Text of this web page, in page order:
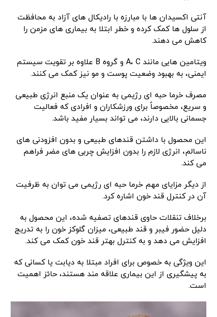
آنتی اکسیدان ها با مبارزه با رادیکال های آزاد به محافظت
از سلول ها کمک کرده و خطر ابتلا به بیماری های مزمن را
کاهش می دهند.
ویتامین هایی مانند A، C و گروه B علاوه بر تقویت سیستم
ایمنی، به بهبود وضعیت پوست و مو نیز کمک می کنند.
مصرف خرما حبه ای رژیمی به عنوان یک منبع انرژی طبیعی
و سریع، مخصوصاً برای ورزشکاران و افرادی که فعالیت
جسمانی بالایی دارند، می تواند بسیار مفید باشد.
این محصول با داشتن قندهای طبیعی و بدون افزودنی های
ناسالم، انرژی لازم را بدون افزایش چربی های مضر فراهم
می کند.
از دیگر مزایای مهم خرما حبه ای رژیمی می توان به ظرفیت
آن در کنترل قند خون اشاره کرد.
برخلاف تنقلات حاوی قندهای تصفیه شده، این محصول به
دلیل حضور فیبر و قند طبیعی، میزان گلوکز خون را به تدریج
افزایش می دهد و به کنترل بهتر قند خون کمک می کند.
این ویژگی به خصوص برای افراد مبتلا به دیابت یا کسانی که
به پیشگیری از این بیماری علاقه مند هستند، حائز اهمیت
است.